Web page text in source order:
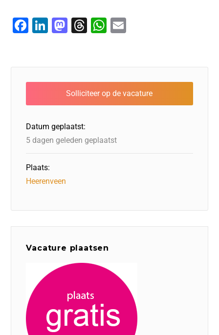
F
e
b
o
o
k
Li
e
dI
n
M
o
d
o
n
T
a
d
s
W
s
A
p
l
Datum geplaatst:
5 dagen geleden geplaatst
Plaats:
Heerenveen
Vacature plaatsen